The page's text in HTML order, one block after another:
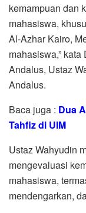
kemampuan dan
mahasiswa,
Al-Azhar Kairo,
mahasiswa,”
Andalus, Ustaz
Andalus.
Baca juga : Dua
Tahfiz di UIM
Ustaz Wahyudin
mengevaluasi
mahasiswa,
mendengarkan,